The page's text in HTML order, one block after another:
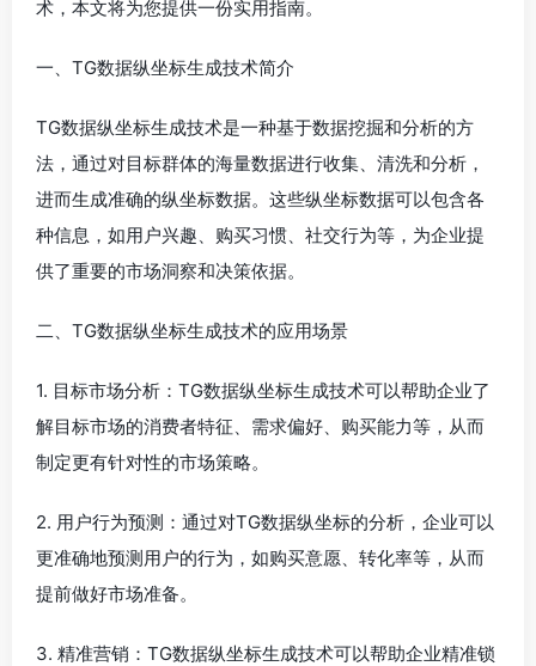
术，本文将为您提供一份实用指南。
一、TG数据纵坐标生成技术简介
TG数据纵坐标生成技术是一种基于数据挖掘和分析的方
法，通过对目标群体的海量数据进行收集、清洗和分析，
进而生成准确的纵坐标数据。这些纵坐标数据可以包含各
种信息，如用户兴趣、购买习惯、社交行为等，为企业提
供了重要的市场洞察和决策依据。
二、TG数据纵坐标生成技术的应用场景
1. 目标市场分析：TG数据纵坐标生成技术可以帮助企业了
解目标市场的消费者特征、需求偏好、购买能力等，从而
制定更有针对性的市场策略。
2. 用户行为预测：通过对TG数据纵坐标的分析，企业可以
更准确地预测用户的行为，如购买意愿、转化率等，从而
提前做好市场准备。
3. 精准营销：TG数据纵坐标生成技术可以帮助企业精准锁